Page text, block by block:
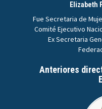
Elizabeth
Fue Secretaria de
Comité Ejecutivo
Ex Secretaria
Anteriores